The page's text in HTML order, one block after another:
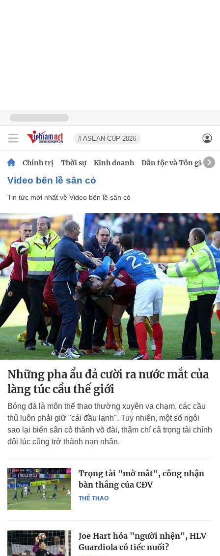
# ASEAN CUP 2026
Chính trị Thời sự Kinh doanh Dân tộc và Tôn giáo
Video bên lề sân cỏ
Tin tức mới nhất về Video bên lề sân cỏ
Những pha ẩu đả cười ra nước mắt của
làng túc cầu thế giới
Bóng đá là môn thể thao thường xuyên va chạm, các cầu
thủ luôn phải giữ "cái đầu lạnh". Tuy nhiên, một số ngôi
sao lại biến sân cỏ thành võ đài, thậm chí cả trọng tài chính
đôi lúc cũng trở thành nạn nhân.
THỂ THAO
Trọng tài "mờ mắt", công nhận
bàn thắng của CĐV
Joe Hart hóa "người nhện", HLV
Guardiola có tiếc nuối?